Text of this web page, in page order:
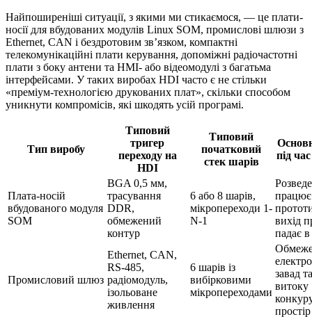
Найпоширеніші ситуації, з якими ми стикаємося, — це плати-
носії для вбудованих модулів Linux SOM, промислові шлюзи з
Ethernet, CAN і бездротовим зв’язком, компактні
телекомунікаційні плати керування, допоміжні радіочастотні
плати з боку антени та HMI- або відеомодулі з багатьма
інтерфейсами. У таких виробах HDI часто є не стільки
«преміум-технологією друкованих плат», скільки способом
уникнути компромісів, які шкодять усій програмі.
Тип виробу
Типовий
тригер
переходу на
HDI
Типовий
початковий
стек шарів
під
Плата-носій
вбудованого модуля
SOM
BGA 0,5 мм,
трасування
DDR,
обмежений
контур
6 або 8 шарів,
мікропереходи 1-
N-1
вихід
падає в
Промисловий шлюз
Ethernet, CAN,
RS-485,
радіомодуль,
ізольоване
живлення
6 шарів із
вибірковими
мікропереходами
завад
витоку
простір